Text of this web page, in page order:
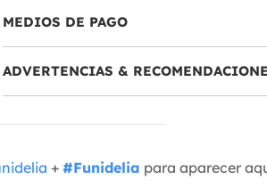
MEDIOS DE PAGO
ADVERTENCIAS &
+ #Funidelia para aparecer